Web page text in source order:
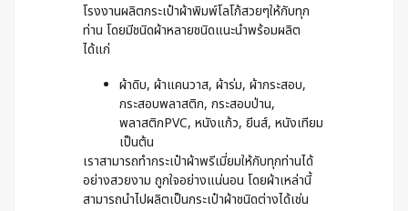
โรงงานผลิตกระเป๋าผ้าพิมพ์โลโก้สวยๆให้กับทุก
ท่าน โดยมีชนิดผ้าหลายชนิดแนะนำพร้อมผลิต
ได้แก่
ผ้าดิบ, ผ้าแคนวาส, ผ้าร่ม, ผ้ากระสอบ,
กระสอบพลาสติก, กระสอบป่าน,
พลาสติกPVC, หนังแก้ว, ยีนส์, หนังเทียม
เป็นต้น
เราสามารถทำกระเป๋าผ้าพรีเมี่ยมให้กับทุกท่านได้
อย่างสวยงาม ถูกใจอย่างแน่นอน โดยผ้าเหล่านี้
สามารถนำไปผลิตเป็นกระเป๋าผ้าชนิดต่างได้เช่น